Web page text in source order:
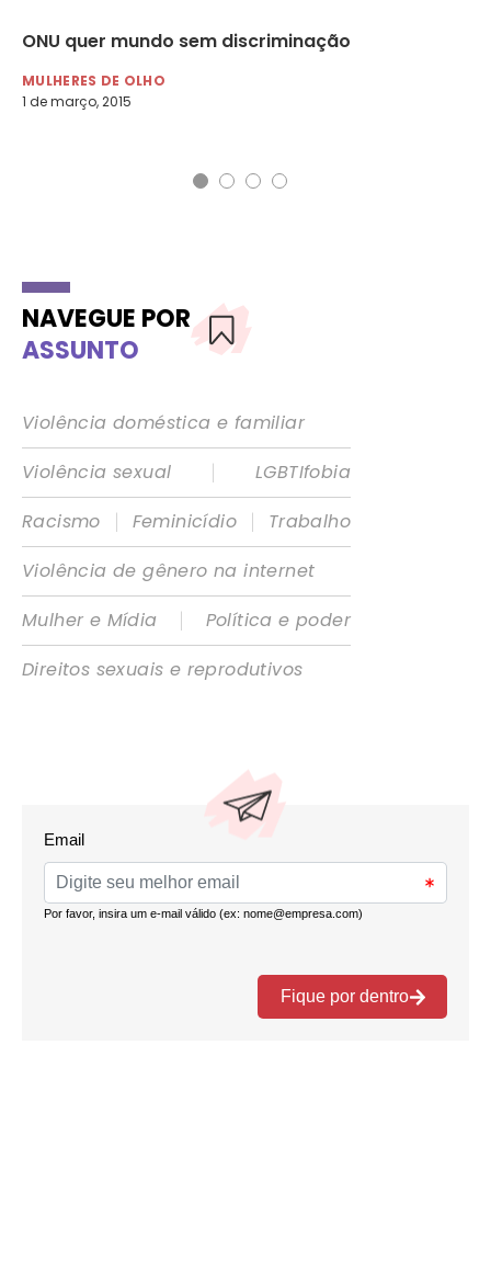
ONU quer mundo sem discriminação
MULHERES DE OLHO
1 de março, 2015
NAVEGUE POR
ASSUNTO
Violência doméstica e familiar
Violência sexual
|
LGBTIfobia
Racismo
| Feminicídio |
Trabalho
Violência de gênero na internet
Mulher e Mídia
|
Política e poder
Direitos sexuais e reprodutivos